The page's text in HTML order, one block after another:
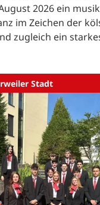
2026 ein
im Zeichen der
zugleich ein
Stadt